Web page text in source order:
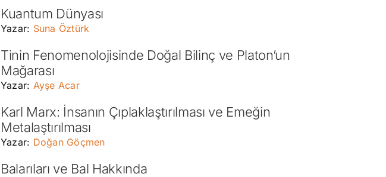
Kuantum Dünyası
Yazar: Suna Öztürk
Tinin Fenomenolojisinde Doğal Bilinç ve Platon’un
Mağarası
Yazar: Ayşe Acar
Karl Marx: İnsanın Çıplaklaştırılması ve Emeğin
Metalaştırılması
Yazar: Doğan Göçmen
Balarıları ve Bal Hakkında